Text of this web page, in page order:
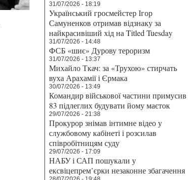
31/07/2026 - 18:19
Український гросмейстер Ігор
Самуненков отримав відзнаку за
найкрасивіший хід на Titled Tuesday
31/07/2026 - 14:48
ФСБ «шиє» Дурову тероризм
31/07/2026 - 13:37
Михайло Ткач: за «Трухою» стирчать
вуха Арахамії і Єрмака
30/07/2026 - 13:49
Командир військової частини примусив
83 підлеглих будувати йому маєток
29/07/2026 - 21:38
Прокурор знімав інтимне відео у
службовому кабінеті і розсилав
співробітницям суду
29/07/2026 - 17:09
НАБУ і САП пошукали у
ексвіцепрем’єрки незаконне збагачення